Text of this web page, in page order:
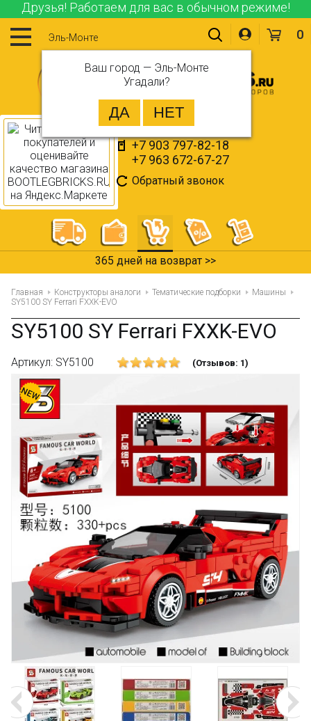
Друзья! Работаем для вас в обычном режиме!
Эль-Монте
Ваш город — Эль-Монте
Угадали?
+7 903 797-82-18
+7 963 672-67-27
Обратный звонок
0
365 дней на возврат >>
Главная Конструкторы аналоги Тематические подборки
Машины
SY5100 SY Ferrari FXXK-EVO
SY5100 SY Ferrari FXXK-EVO
Артикул: SY5100 (Отзывов: 1)